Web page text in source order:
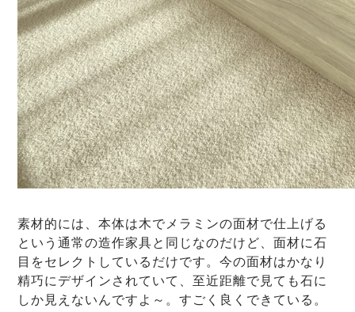
素材的には、本体は木でメラミンの面材で仕上げる
という通常の造作家具と同じなのだけど、面材に石
目をセレクトしているだけです。今の面材はかなり
精巧にデザインされていて、至近距離で見ても石に
しか見えないんですよ～。すごく良くできている。